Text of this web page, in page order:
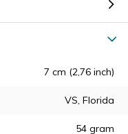
7 cm (2,76 inch)
VS, Florida
54 gram